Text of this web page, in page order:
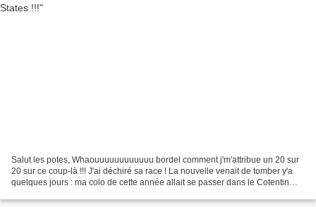
Salut les potes, Whaouuuuuuuuuuuu bordel comment j'm'attribue un 20 sur
20 sur ce coup-là !!! J'ai déchiré sa race ! La nouvelle venait de tomber y'a
quelques jours : ma colo de cette année allait se passer dans le Cotentin